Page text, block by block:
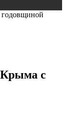
годовщиной
Крыма с